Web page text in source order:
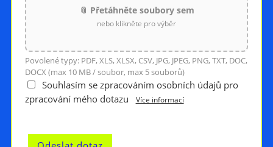
📎 Přetáhněte soubory sem
nebo klikněte pro výběr
Povolené typy: PDF, XLS, XLSX, CSV, JPG, JPEG, PNG, TXT, DOC,
DOCX (max 10 MB / soubor, max 5 souborů)
Souhlasím se zpracováním osobních údajů pro
zpracování mého dotazu
Více informací